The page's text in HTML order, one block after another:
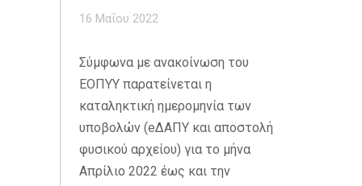
16 Μαΐου 2022
Σύμφωνα με ανακοίνωση του
ΕΟΠΥΥ παρατείνεται η
καταληκτική ημερομηνία των
υποβολών (eΔΑΠΥ και αποστολή
φυσικού αρχείου) για το μήνα
Απρίλιο 2022 έως και την